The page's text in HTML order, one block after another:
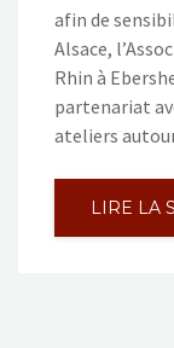
afin de
Alsace,
Rhin à
partenariat
ateliers
LIRE LA